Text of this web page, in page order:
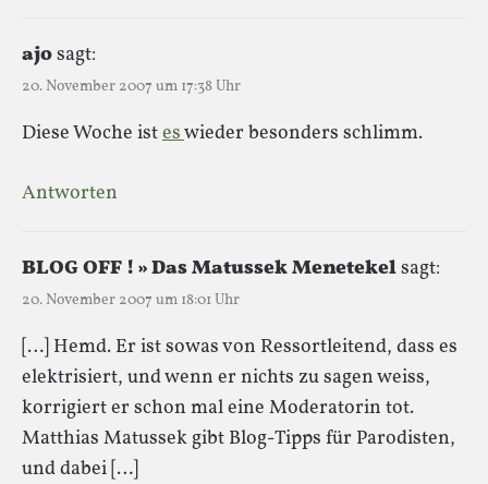
ajosagt:
20. November 2007 um 17:38 Uhr
Diese Woche isteswieder besonders schlimm.
Antworten
BLOG OFF ! » Das Matussek Menetekelsagt:
20. November 2007 um 18:01 Uhr
[…] Hemd. Er ist sowas von Ressortleitend, dass es
elektrisiert, und wenn er nichts zu sagen weiss,
korrigiert er schon mal eine Moderatorin tot.
Matthias Matussek gibt Blog-Tipps für Parodisten,
und dabei […]